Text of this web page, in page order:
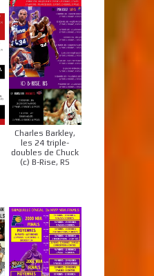
Charles Barkley,
les 24 triple-
doubles de Chuck
(c) B-Rise, RS